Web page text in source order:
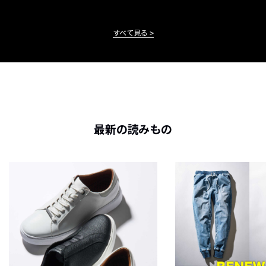
すべて見る
最新の読みもの